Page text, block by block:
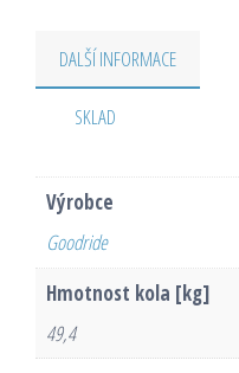
DALŠÍ INFORMACE
SKLAD
Výrobce
Goodride
Hmotnost kola [kg]
49,4